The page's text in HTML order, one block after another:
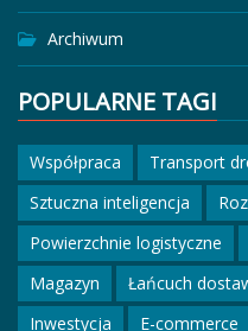
Archiwum
POPULARNE TAGI
Współpraca Transport
Sztuczna inteligencja
Powierzchnie logistyczne
Magazyn
Łańcuch
Inwestycja
E-commerce